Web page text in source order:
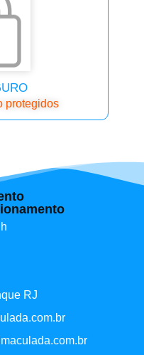
protegidos
RJ